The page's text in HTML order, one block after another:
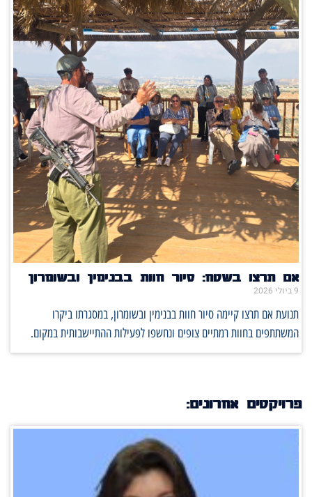
אם תרצו בשטח: סיור חוות בבנימין ובשומרון
9 ביולי 2026
תנועת אם תרצו קיימה סיור חוות בבנימין ובשומרון, במסגרתו ביקרו
המשתתפים בחוות רמתיים צופים ונחשפו לפעילות ההתיישבותית במקום.
פרויקטים אחרונים: